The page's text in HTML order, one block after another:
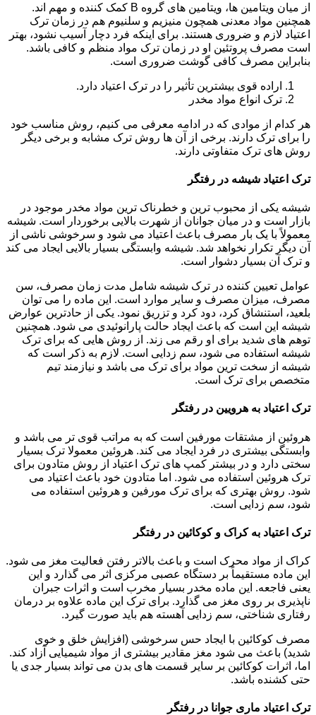
از میان ویتامین ها، ویتامین های گروه B کمک کننده و مهم اند.
همچنین مواد معدنی همچون منیزیم و سلنیوم هم در زمان ترک
اعتیاد لازم و ضروری هستند. برای اینکه فرد دچار آسیب نشود، بهتر
است مصرف پروتئین او در زمان ترک مواد منظم و کافی باشد.
بنابراین مصرف کافی گوشت ضروری است.
اراده قوی بیشترین تأثیر را در ترک اعتیاد دارد.
ترک انواع مواد مخدر
هر کدام از موادی که در ادامه معرفی می کنیم، روش مناسب خود
را برای ترک دارند. برخی از آن ها روش ترک مشابه و برخی دیگر
روش های ترک متفاوتی دارند.
ترک اعتیاد شیشه در رفتگر
شیشه یکی از محبوب ترین و خطرناک ترین مواد مخدر موجود در
بازار است و در میان جوانان از شهرت بالایی برخوردار است. شیشه
معمولاً با یک بار مصرف باعث اعتیاد می شود و سرخوشی ناشی از
آن دیگر تکرار نخواهد شد. شیشه وابستگی بسیار بالایی ایجاد می کند
و ترک آن بسیار دشوار است.
عوامل تعیین کننده در ترک شیشه شامل مدت زمان مصرف، سن
مصرف، میزان مصرف و سایر موارد است. این ماده را می توان
بلعید، استنشاق کرد، دود کرد و تزریق نمود. یکی از حادترین عوارض
شیشه این است که باعث ایجاد حالت پارانوئیدی می شود. همچنین
توهم های شدید برای او رقم می زند. از روش هایی که برای ترک
شیشه استفاده می شود، سم زدایی است. لازم به ذکر است که
شیشه از سخت ترین مواد برای ترک می باشد و نیازمند تیم
متخصص برای ترک است.
ترک اعتیاد به هرویین در رفتگر
هروئین از مشتقات مورفین است که به مراتب قوی تر می باشد و
وابستگی بیشتری در فرد ایجاد می کند. هروئین معمولا ترک بسیار
سختی دارد و در بیشتر کمپ های ترک اعتیاد از روش متادون برای
ترک هروئین استفاده می شود. اما متادون خود باعث اعتیاد می
شود. روش بهتری که برای ترک مورفین و هروئین استفاده می
شود، سم زدایی است.
ترک اعتیاد به کراک و کوکائین در رفتگر
کراک از مواد محرک است و باعث بالاتر رفتن فعالیت مغز می شود.
این ماده مستقیماً بر دستگاه عصبی مرکزی اثر می گذارد و این
یعنی فاجعه. این ماده مخدر بسیار مخرب است و اثرات جبران
ناپذیری بر روی مغز می گذارد. برای ترک این ماده علاوه بر درمان
رفتاری شناختی، سم زدایی آهسته هم باید صورت گیرد.
مصرف کوکائین با ایجاد حس سرخوشی (افزایش خلق و خوی
شدید) باعث می شود مغز مقادیر بیشتری از مواد شیمیایی آزاد کند.
اما، اثرات کوکائین بر سایر قسمت های بدن می تواند بسیار جدی یا
حتی کشنده باشد.
ترک اعتیاد ماری جوانا در رفتگر